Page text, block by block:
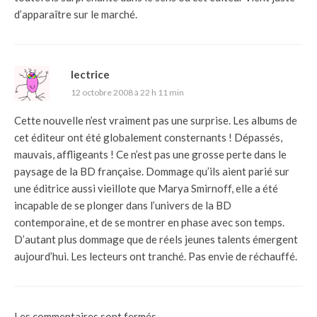
d’apparaître sur le marché.
lectrice
12 octobre 2008 à 22 h 11 min
Cette nouvelle n’est vraiment pas une surprise. Les albums de
cet éditeur ont été globalement consternants ! Dépassés,
mauvais, affligeants ! Ce n’est pas une grosse perte dans le
paysage de la BD française. Dommage qu’ils aient parié sur
une éditrice aussi vieillote que Marya Smirnoff, elle a été
incapable de se plonger dans l’univers de la BD
contemporaine, et de se montrer en phase avec son temps.
D’autant plus dommage que de réels jeunes talents émergent
aujourd’hui. Les lecteurs ont tranché. Pas envie de réchauffé.